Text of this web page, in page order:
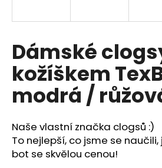
Dámské
kožíškem
modrá /
Naše vlastní značka clogsů :)
To nejlepší, co jsme se
bot se skvělou cenou!
í
t
?
HLEDAT